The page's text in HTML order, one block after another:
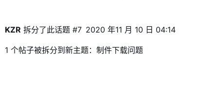
KZR 拆分了此话题 2020 年11 月 10 日 04:14
#7
1 个帖子被拆分到新主题： 制件下载问题